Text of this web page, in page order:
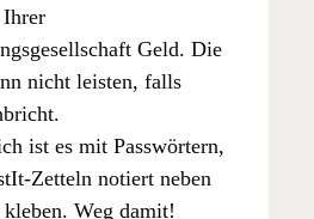
Ihrer
Geld. Die
nicht leisten, falls
ist es mit Passwörtern,
Zetteln notiert neben
Weg damit!